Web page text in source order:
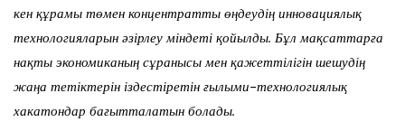
кен құрамы төмен концентратты өңдеудің инновациялық
технологияларын әзірлеу міндеті қойылды. Бұл мақсаттарға
нақты экономиканың сұранысы мен қажеттілігін шешудің
жаңа тетіктерін іздестіретін ғылыми-технологиялық
хакатондар бағытталатын болады.